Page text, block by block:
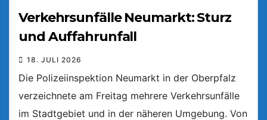
Verkehrsunfälle Neumarkt: Sturz
und Auffahrunfall
18. JULI 2026
Die Polizeiinspektion Neumarkt in der Oberpfalz
verzeichnete am Freitag mehrere Verkehrsunfälle
im Stadtgebiet und in der näheren Umgebung. Von